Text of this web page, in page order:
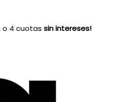
o 4 cuotas sin intereses!